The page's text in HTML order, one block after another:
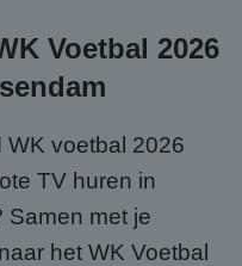
Voetbal 2026
WK voetbal 2026
TV huren in
Samen met je
het WK Voetbal